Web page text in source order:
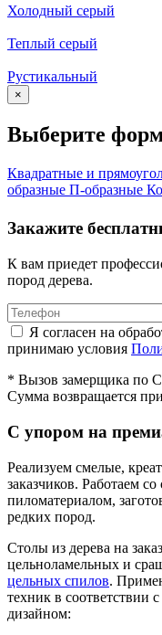
Холодный серый
Теплый серый
Рустикальный
×
Выберите
Квадратные и
образные П-образные
Закажите
К вам приедет
пород дерева.
Я согласен на
принимаю условия
* Вызов замерщика по
Сумма возвращается
С упором на
Реализуем смелые,
заказчиков. Работаем
пиломатериалом,
редких пород.
Столы из дерева на
цельноламельных и
цельных спилов.
техник в соответствии
дизайном: